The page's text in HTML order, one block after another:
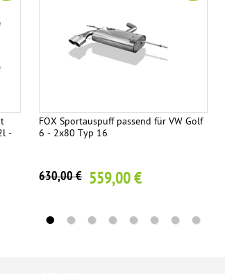
-
FOX Sportauspuff passend für VW Golf
6 - 2x80 Typ 16
630,00 € 559,00 €